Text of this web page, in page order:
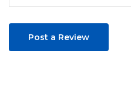
Post a Review